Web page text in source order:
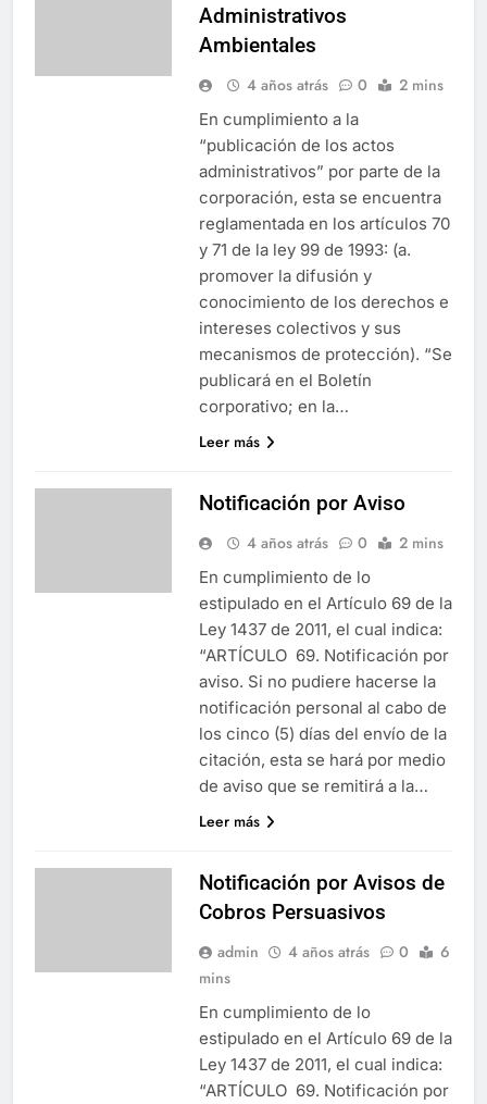
Administrativos
Ambientales
4 años atrás 0 2 mins
En cumplimiento a la
“publicación de los actos
administrativos” por parte de la
corporación, esta se encuentra
reglamentada en los artículos 70
y 71 de la ley 99 de 1993: (a.
promover la difusión y
conocimiento de los derechos e
intereses colectivos y sus
mecanismos de protección). “Se
publicará en el Boletín
corporativo; en la…
Leer más
Notificación por Aviso
4 años atrás 0 2 mins
En cumplimiento de lo
estipulado en el Artículo 69 de la
Ley 1437 de 2011, el cual indica:
“ARTÍCULO 69. Notificación por
aviso. Si no pudiere hacerse la
notificación personal al cabo de
los cinco (5) días del envío de la
citación, esta se hará por medio
de aviso que se remitirá a la…
Leer más
Notificación por Avisos de
Cobros Persuasivos
admin 4 años atrás 0
6
mins
En cumplimiento de lo
estipulado en el Artículo 69 de la
Ley 1437 de 2011, el cual indica:
“ARTÍCULO 69. Notificación por